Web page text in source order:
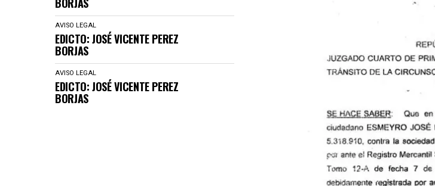
AVISO LEGAL
EDICTO: JOSÉ VICENTE PEREZ
BORJAS
AVISO LEGAL
EDICTO: JOSÉ VICENTE PEREZ
BORJAS